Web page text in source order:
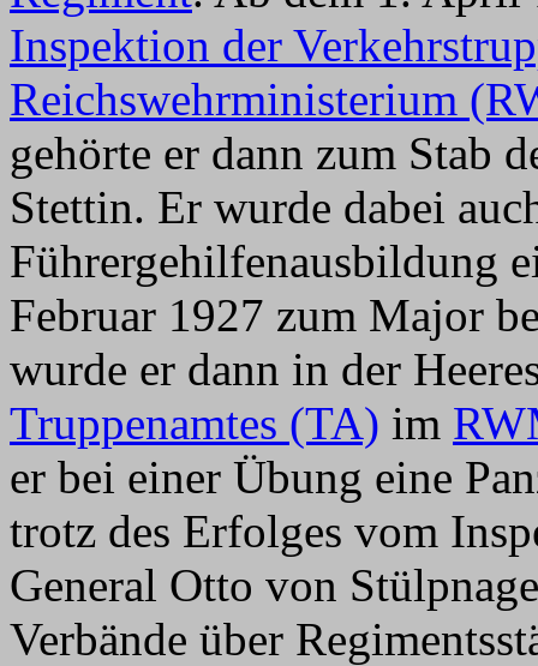
Inspektion der
Reichswehrministerium
gehörte er dann zum Stab
Stettin. Er wurde dabei
Führergehilfenausbildung
Februar 1927 zum Major
wurde er dann in der
Truppenamtes (TA) im
er bei einer Übung eine
trotz des Erfolges vom
General Otto von
Verbände über